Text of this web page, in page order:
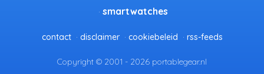
smartwatches
contact disclaimer cookiebeleid rss-feeds
Copyright © 2001 - 2026 portablegear.nl